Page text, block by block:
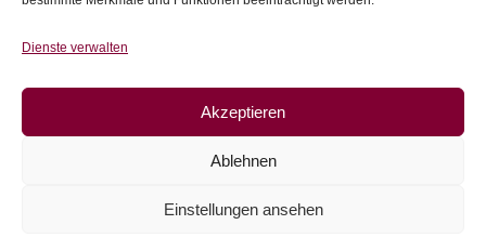
Dienste verwalten
Akzeptieren
Ablehnen
Einstellungen ansehen
Zubehör
Warenkorb
Es befinden sich keine Produkte im